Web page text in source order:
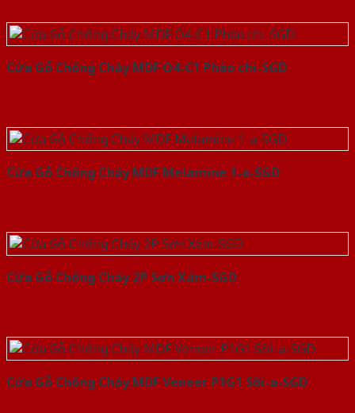
Cửa Gỗ Chống Cháy MDF O4-C1 Phào chi-SGD
Cửa Gỗ Chống Cháy MDF Melamine 1-a-SGD
Cửa Gỗ Chống Cháy 2P Sơn Xám-SGD
Cửa Gỗ Chống Cháy MDF Veneer P1G1 Sồi-a-SGD